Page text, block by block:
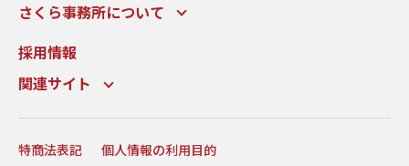
さくら事務所について
採用情報
関連サイト
特商法表記
個人情報の利用目的